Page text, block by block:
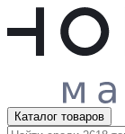
Каталог товаров